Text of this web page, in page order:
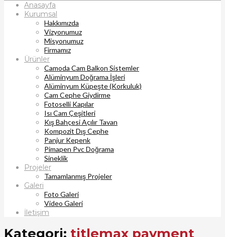
Anasayfa
Kurumsal
Hakkımızda
Vizyonumuz
Misyonumuz
Firmamız
Ürünler
Camoda Cam Balkon Sistemler
Alüminyum Doğrama İşleri
Alüminyum Küpeşte (Korkuluk)
Cam Cephe Giydirme
Fotoselli Kapılar
Isı Cam Çeşitleri
Kış Bahçesi Açılır Tavan
Kompozit Dış Cephe
Panjur Kepenk
Pimapen Pvc Doğrama
Sineklik
Projeler
Tamamlanmış Projeler
Galeri
Foto Galeri
Video Galeri
İletişim
Kategori: titlemax payment